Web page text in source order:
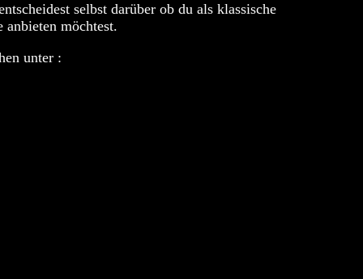
selbst darüber ob du als klassische
möchtest.
unter :